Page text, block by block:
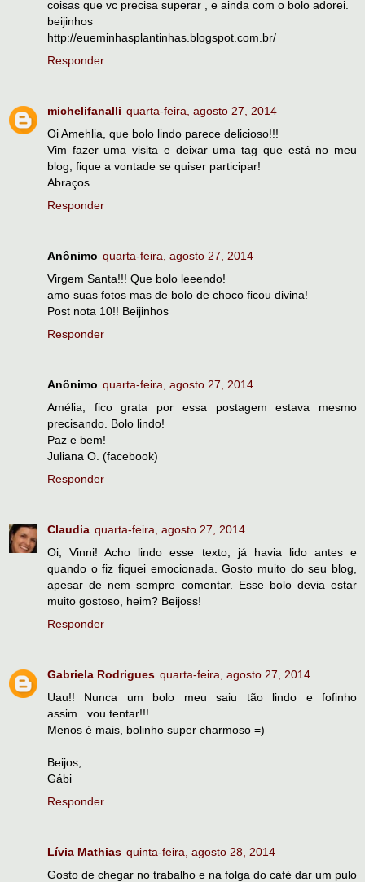
coisas que vc precisa superar , e ainda com o bolo adorei.
beijinhos
http://eueminhasplantinhas.blogspot.com.br/
Responder
michelifanalli quarta-feira, agosto 27, 2014
Oi Amehlia, que bolo lindo parece delicioso!!!
Vim fazer uma visita e deixar uma tag que está no meu
blog, fique a vontade se quiser participar!
Abraços
Responder
Anônimo quarta-feira, agosto 27, 2014
Virgem Santa!!! Que bolo leeendo!
amo suas fotos mas de bolo de choco ficou divina!
Post nota 10!! Beijinhos
Responder
Anônimo quarta-feira, agosto 27, 2014
Amélia, fico grata por essa postagem estava mesmo
precisando. Bolo lindo!
Paz e bem!
Juliana O. (facebook)
Responder
Claudia quarta-feira, agosto 27, 2014
Oi, Vinni! Acho lindo esse texto, já havia lido antes e
quando o fiz fiquei emocionada. Gosto muito do seu blog,
apesar de nem sempre comentar. Esse bolo devia estar
muito gostoso, heim? Beijoss!
Responder
Gabriela Rodrigues quarta-feira, agosto 27, 2014
Uau!! Nunca um bolo meu saiu tão lindo e fofinho
assim...vou tentar!!!
Menos é mais, bolinho super charmoso =)
Beijos,
Gábi
Responder
Lívia Mathias quinta-feira, agosto 28, 2014
Gosto de chegar no trabalho e na folga do café dar um pulo